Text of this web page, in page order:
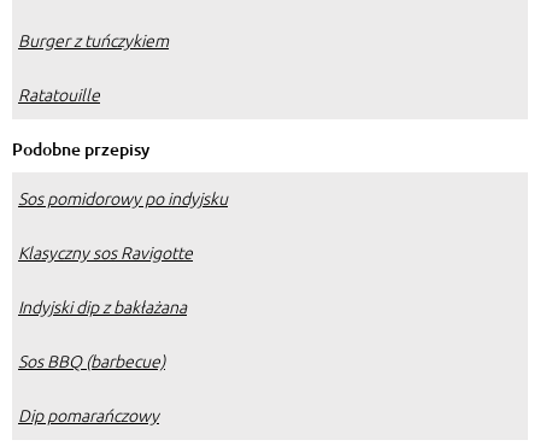
Burger z tuńczykiem
Ratatouille
Podobne przepisy
Sos pomidorowy po indyjsku
Klasyczny sos Ravigotte
Indyjski dip z bakłażana
Sos BBQ (barbecue)
Dip pomarańczowy